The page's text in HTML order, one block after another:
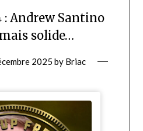
: Andrew Santino
solide…
2025 by Briac